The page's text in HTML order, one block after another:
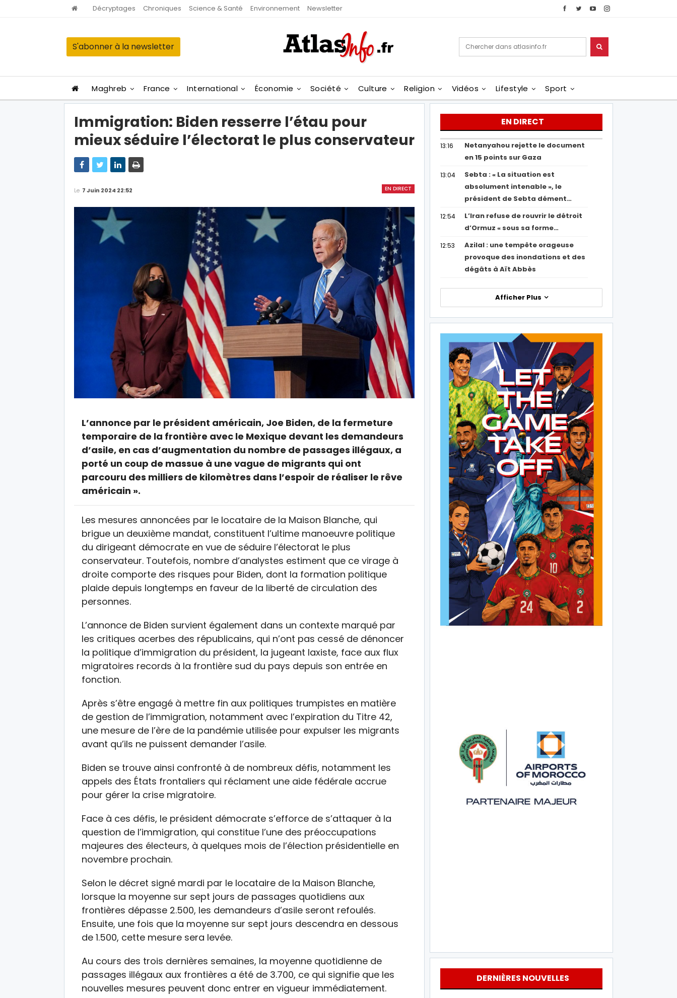
Décryptages Chroniques Science & Santé Environnement Newsletter
S'abonner à la newsletter
Maghreb France International Économie Société Culture Religion Vidéos Lifestyle Sport
Immigration: Biden resserre l’étau pour
mieux séduire l’électorat le plus conservateur
EN DIRECT
Le 7 Juin 2024 22:52
L’annonce par le président américain, Joe Biden, de la fermeture
temporaire de la frontière avec le Mexique devant les demandeurs
d’asile, en cas d’augmentation du nombre de passages illégaux, a
porté un coup de massue à une vague de migrants qui ont
parcouru des milliers de kilomètres dans l’espoir de réaliser le rêve
américain ».
Les mesures annoncées par le locataire de la Maison Blanche, qui
brigue un deuxième mandat, constituent l’ultime manoeuvre politique
du dirigeant démocrate en vue de séduire l’électorat le plus
conservateur. Toutefois, nombre d’analystes estiment que ce virage à
droite comporte des risques pour Biden, dont la formation politique
plaide depuis longtemps en faveur de la liberté de circulation des
personnes.
L’annonce de Biden survient également dans un contexte marqué par
les critiques acerbes des républicains, qui n’ont pas cessé de dénoncer
la politique d’immigration du président, la jugeant laxiste, face aux flux
migratoires records à la frontière sud du pays depuis son entrée en
fonction.
Après s’être engagé à mettre fin aux politiques trumpistes en matière
de gestion de l’immigration, notamment avec l’expiration du Titre 42,
une mesure de l’ère de la pandémie utilisée pour expulser les migrants
avant qu’ils ne puissent demander l’asile.
Biden se trouve ainsi confronté à de nombreux défis, notamment les
appels des États frontaliers qui réclament une aide fédérale accrue
pour gérer la crise migratoire.
Face à ces défis, le président démocrate s’efforce de s’attaquer à la
question de l’immigration, qui constitue l’une des préoccupations
majeures des électeurs, à quelques mois de l’élection présidentielle en
novembre prochain.
Selon le décret signé mardi par le locataire de la Maison Blanche,
lorsque la moyenne sur sept jours de passages quotidiens aux
frontières dépasse 2.500, les demandeurs d’asile seront refoulés.
Ensuite, une fois que la moyenne sur sept jours descendra en dessous
de 1.500, cette mesure sera levée.
Au cours des trois dernières semaines, la moyenne quotidienne de
passages illégaux aux frontières a été de 3.700, ce qui signifie que les
nouvelles mesures peuvent donc entrer en vigueur immédiatement.
EN DIRECT
13:16
Netanyahou rejette le document
en 15 points sur Gaza
13:04
Sebta : « La situation est
absolument intenable », le
président de Sebta dément…
12:54
L’Iran refuse de rouvrir le détroit
d’Ormuz « sous sa forme…
12:53
Azilal : une tempête orageuse
provoque des inondations et des
dégâts à Aït Abbès
Afficher Plus
DERNIÈRES NOUVELLES